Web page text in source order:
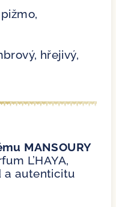
hřejivý,
MANSOURY
L’HAYA,
a autenticitu